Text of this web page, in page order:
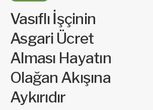
Vasıflı İşçinin
Asgari Ücret
Alması Hayatın
Olağan Akışına
Aykırıdır